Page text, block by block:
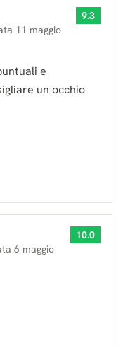
11 maggio
9.3
e
un occhio
6 maggio
10.0